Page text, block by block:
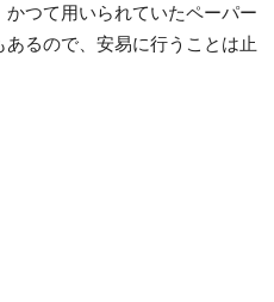
つて用いられていたペーパー
るので、安易に行うことは止